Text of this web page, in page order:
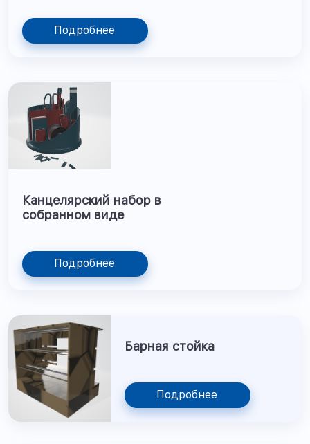
Подробнее
Канцелярский набор в
собранном виде
Подробнее
Барная стойка
Подробнее